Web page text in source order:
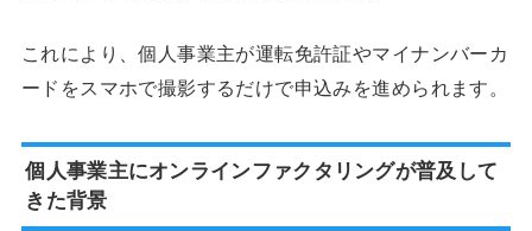
これにより、個人事業主が運転免許証やマイナンバーカ
ードをスマホで撮影するだけで申込みを進められます。
個人事業主にオンラインファクタリングが普及して
きた背景